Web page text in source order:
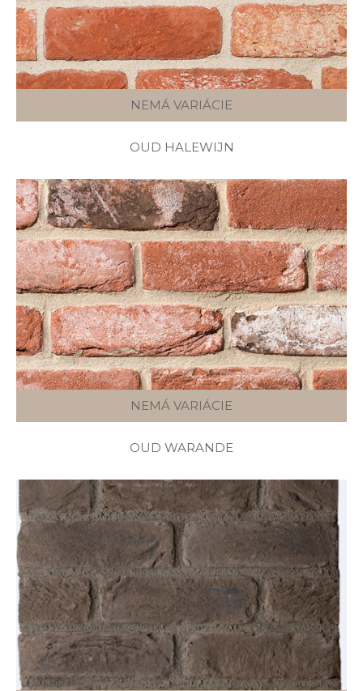
NEMÁ VARIÁCIE
OUD HALEWIJN
NEMÁ VARIÁCIE
OUD WARANDE